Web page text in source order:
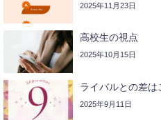
2025年11月23日
高校生の視点
2025年10月15日
ライバルとの差は
2025年9月11日